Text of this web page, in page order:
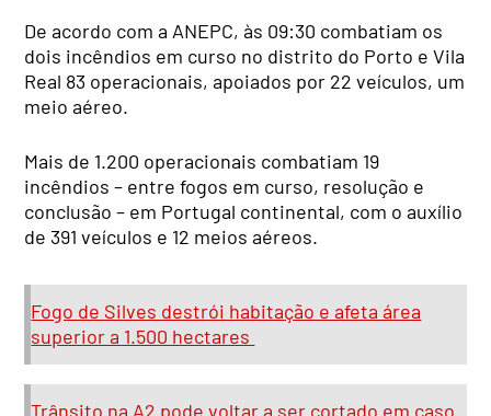
De acordo com a ANEPC, às 09:30 combatiam os
dois incêndios em curso no distrito do Porto e Vila
Real 83 operacionais, apoiados por 22 veículos, um
meio aéreo.
Mais de 1.200 operacionais combatiam 19
incêndios – entre fogos em curso, resolução e
conclusão – em Portugal continental, com o auxílio
de 391 veículos e 12 meios aéreos.
Fogo de Silves destrói habitação e afeta área
superior a 1.500 hectares
Trânsito na A2 pode voltar a ser cortado em caso